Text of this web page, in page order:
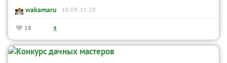
wakamaru 10.09, 11:20
18 4